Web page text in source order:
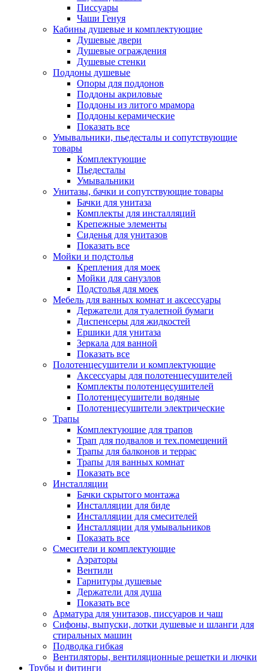
Писсуары
Чаши Генуя
Кабины душевые и комплектующие
Душевые двери
Душевые ограждения
Душевые стенки
Поддоны душевые
Опоры для поддонов
Поддоны акриловые
Поддоны из литого мрамора
Поддоны керамические
Показать все
Умывальники, пьедесталы и сопутствующие
товары
Комплектующие
Пьедесталы
Умывальники
Унитазы, бачки и сопутствующие товары
Бачки для унитаза
Комплекты для инсталляций
Крепежные элементы
Сиденья для унитазов
Показать все
Мойки и подстолья
Крепления для моек
Мойки для санузлов
Подстолья для моек
Мебель для ванных комнат и аксессуары
Держатели для туалетной бумаги
Диспенсеры для жидкостей
Ершики для унитаза
Зеркала для ванной
Показать все
Полотенцесушители и комплектующие
Аксессуары для полотенцесушителей
Комплекты полотенцесушителей
Полотенцесушители водяные
Полотенцесушители электрические
Трапы
Комплектующие для трапов
Трап для подвалов и тех.помещений
Трапы для балконов и террас
Трапы для ванных комнат
Показать все
Инсталляции
Бачки скрытого монтажа
Инсталляции для биде
Инсталляции для смесителей
Инсталляции для умывальников
Показать все
Смесители и комплектующие
Аэраторы
Вентили
Гарнитуры душевые
Держатели для душа
Показать все
Арматура для унитазов, писсуаров и чаш
Сифоны, выпуски, лотки душевые и шланги для
стиральных машин
Подводка гибкая
Вентиляторы, вентиляционные решетки и лючки
Трубы и фитинги